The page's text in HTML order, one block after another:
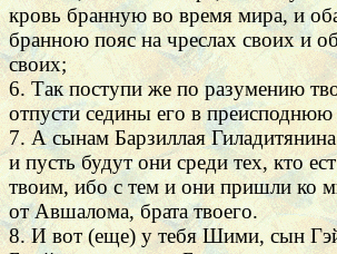
кровь бранную во время мира, и
бранною пояс на чреслах своих и
своих;
6. Так поступи же по разумению
отпусти седины его в
7. А сынам Барзиллая
и пусть будут они среди тех, кто
твоим, ибо с тем и они пришли ко
от Авшалома, брата твоего.
8. И вот (еще) у тебя Шими, сын